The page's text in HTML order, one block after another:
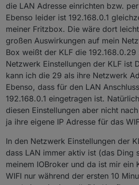
die LAN Adresse einrichten bzw.
Ebenso leider ist 192.168.0.1
meiner Fritzbox. Die wäre dort
großen Auswirkungen auf mein
Box weißt der KLF die 192.168.0.29
Netzwerk Einstellungen der KLF ist
kann ich die 29 als ihre Netzwerk
Ebenso, dass für den LAN
192.168.0.1 eingetragen ist.
diesen Einstellungen aber nicht
ja ihre eigene IP Adresse für das
In den Netzwerk Einstellungen der
dass LAN immer aktiv ist (das Ding
meinem IOBroker und da ist mir ein
WIFI nur während der ersten 10